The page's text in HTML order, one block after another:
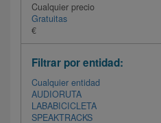
Cualquier precio
Gratuitas
€
Filtrar por entidad:
Cualquier entidad
AUDIORUTA
LABABICICLETA
SPEAKTRACKS